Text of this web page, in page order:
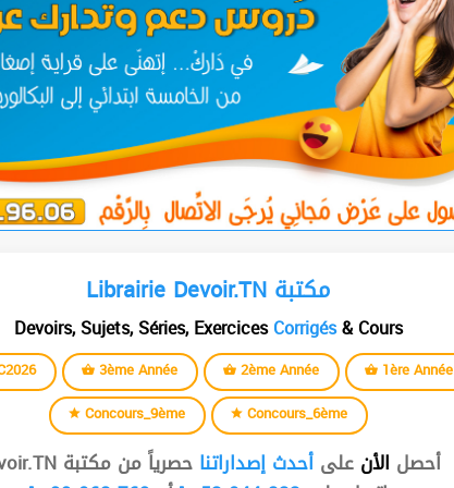
Librairie Devoir.TN مكتبة
Devoirs, Sujets, Séries, ExercicesCorrigés& Cours
3ème Année 2ème Année
1ère Année
Concours_9ème
Concours_6ème
أحصل الأن على أحدث إصداراتنا حصرياً من مكتبة Devoir.TN